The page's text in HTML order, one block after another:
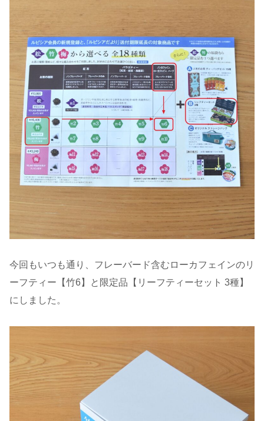
今回もいつも通り、フレーバード含むローカフェインのリ
ーフティー【竹6】と限定品【リーフティーセット 3種】
にしました。